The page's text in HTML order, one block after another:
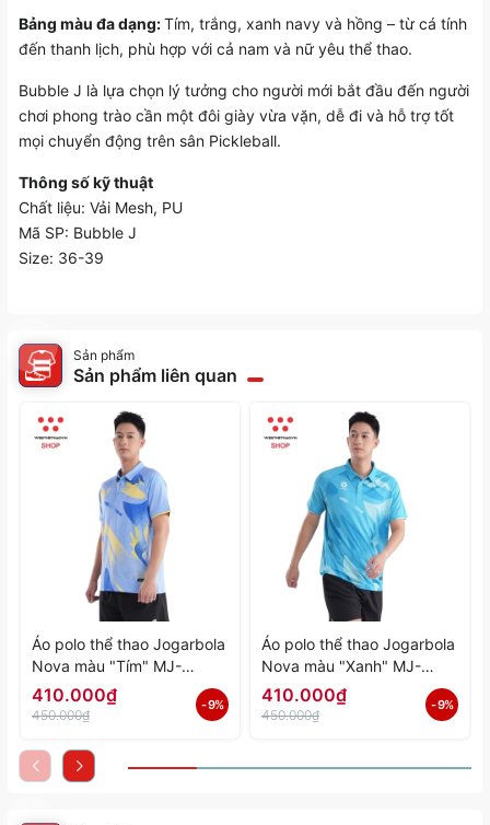
Bảng màu đa dạng:Tím, trắng, xanh navy và hồng – từ cá tính
đến thanh lịch, phù hợp với cả nam và nữ yêu thể thao.
Bubble J là lựa chọn lý tưởng cho người mới bắt đầu đến người
chơi phong trào cần một đôi giày vừa vặn, dễ đi và hỗ trợ tốt
mọi chuyển động trên sân Pickleball.
Thông số kỹ thuật
Chất liệu: Vải Mesh, PU
Mã SP: Bubble J
Size: 36-39
Sản phẩm
Sản phẩm liên quan
Áo polo thể thao Jogarbola
Nova màu "Tím" MJ-
A4197-04 - Hàng Chính
Hãng
410.000₫
450.000₫
- 9%
Áo polo thể thao Jogarbola
Nova màu "Xanh" MJ-
A4197-03 - Hàng Chính
Hãng
410.000₫
450.000₫
- 9%